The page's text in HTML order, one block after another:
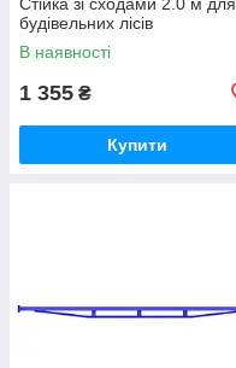
будівельних лісів
В наявності
1 355 ₴
Купити